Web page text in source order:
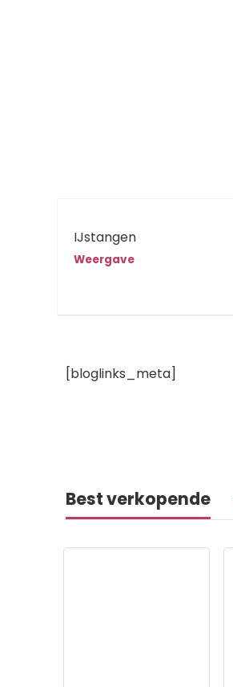
IJstangen
Weergave
[bloglinks_meta]
Best verkopende